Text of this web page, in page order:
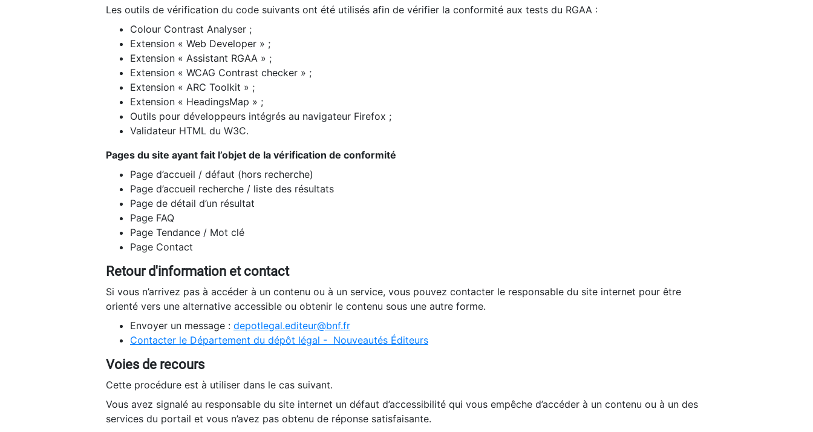
Les outils de vérification du code suivants ont été utilisés afin de vérifier la conformité aux tests du RGAA :
Colour Contrast Analyser ;
Extension « Web Developer » ;
Extension « Assistant RGAA » ;
Extension « WCAG Contrast checker » ;
Extension « ARC Toolkit » ;
Extension « HeadingsMap » ;
Outils pour développeurs intégrés au navigateur Firefox ;
Validateur HTML du W3C.
Pages du site ayant fait l’objet de la vérification de conformité
Page d’accueil / défaut (hors recherche)
Page d’accueil recherche / liste des résultats
Page de détail d’un résultat
Page FAQ
Page Tendance / Mot clé
Page Contact
Retour d'information et contact
Si vous n’arrivez pas à accéder à un contenu ou à un service, vous pouvez contacter le responsable du site internet pour être
orienté vers une alternative accessible ou obtenir le contenu sous une autre forme.
Envoyer un message : depotlegal.editeur@bnf.fr
Contacter le Département du dépôt légal - Nouveautés Éditeurs
Voies de recours
Cette procédure est à utiliser dans le cas suivant.
Vous avez signalé au responsable du site internet un défaut d’accessibilité qui vous empêche d’accéder à un contenu ou à un des
services du portail et vous n’avez pas obtenu de réponse satisfaisante.